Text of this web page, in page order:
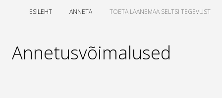
ESILEHT ANNETA TOETA LAANEMAA SELTSI TEGEVUST
Annetusvõimalused